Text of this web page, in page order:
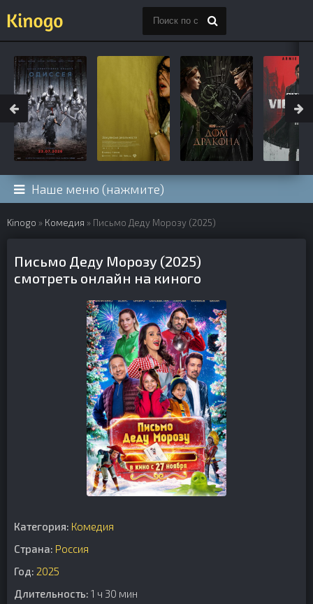
Наше меню (нажмите)
Kinogo » Комедия » Письмо Деду Морозу (2025)
Письмо Деду Морозу (2025)
смотреть онлайн на киного
Категория: Комедия
Страна: Россия
Год: 2025
Длительность: 1 ч 30 мин